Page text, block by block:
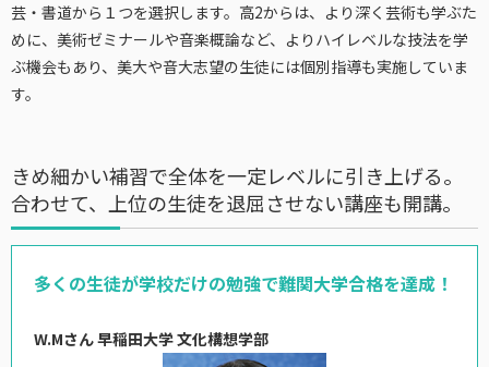
芸・書道から１つを選択します。高2からは、より深く芸術も学ぶた
めに、美術ゼミナールや音楽概論など、よりハイレベルな技法を学
ぶ機会もあり、美大や音大志望の生徒には個別指導も実施していま
す。
きめ細かい補習で全体を一定レベルに引き上げる。
合わせて、上位の生徒を退屈させない講座も開講。
多くの生徒が学校だけの勉強で難関大学合格を達成！
W.Mさん 早稲田大学 文化構想学部